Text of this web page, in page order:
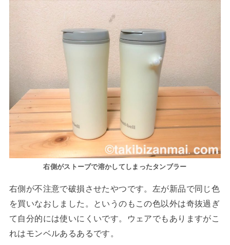
右側がストーブで溶かしてしまったタンブラー
右側が不注意で破損させたやつです。左が新品で同じ色
を買いなおしました。というのもこの色以外は奇抜過ぎ
て自分的には使いにくいです。ウェアでもありますがこ
れはモンベルあるあるです。